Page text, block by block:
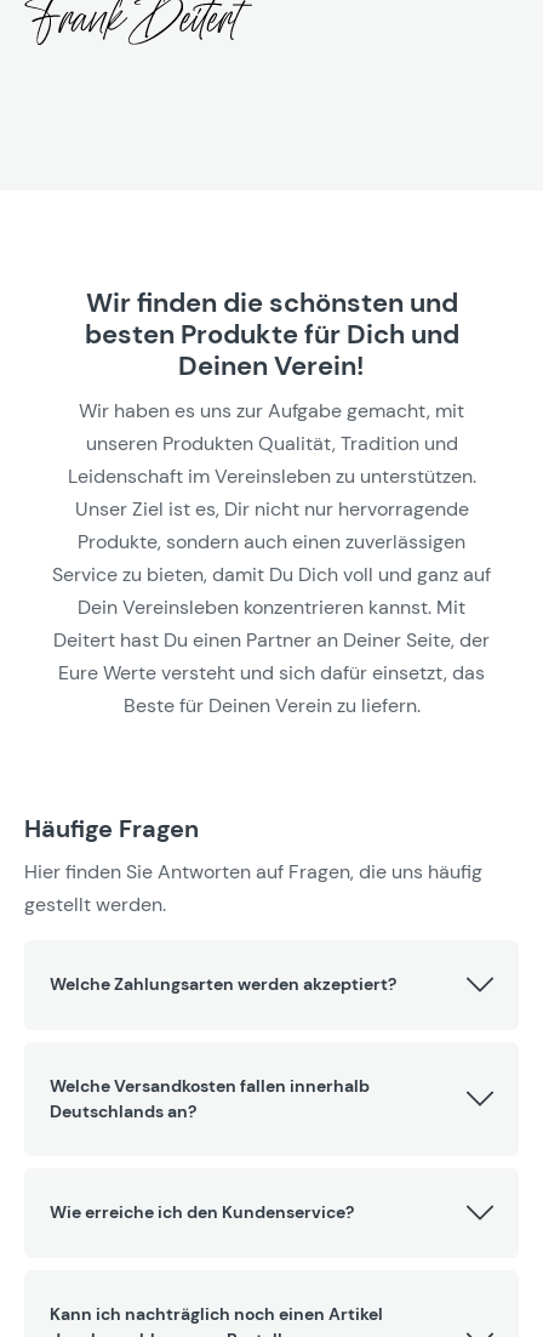
Wir finden die schönsten und
besten Produkte für Dich und
Deinen Verein!
Wir haben es uns zur Aufgabe gemacht, mit
unseren Produkten Qualität, Tradition und
Leidenschaft im Vereinsleben zu unterstützen.
Unser Ziel ist es, Dir nicht nur hervorragende
Produkte, sondern auch einen zuverlässigen
Service zu bieten, damit Du Dich voll und ganz auf
Dein Vereinsleben konzentrieren kannst. Mit
Deitert hast Du einen Partner an Deiner Seite, der
Eure Werte versteht und sich dafür einsetzt, das
Beste für Deinen Verein zu liefern.
Häufige Fragen
Hier finden Sie Antworten auf Fragen, die uns häufig
gestellt werden.
Welche Zahlungsarten werden akzeptiert?
Welche Versandkosten fallen innerhalb
Deutschlands an?
Wie erreiche ich den Kundenservice?
Kann ich nachträglich noch einen Artikel